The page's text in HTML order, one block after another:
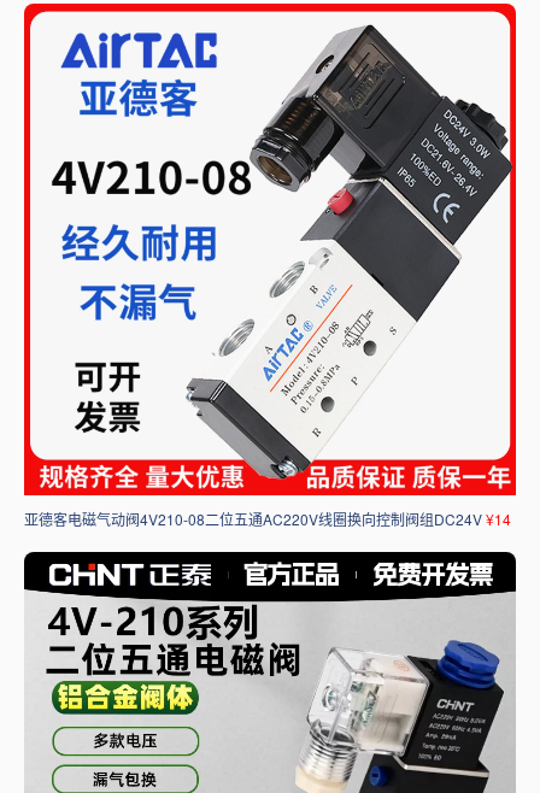
亚德客电磁气动阀4V210-08二位五通AC220V线圈换向控制阀组DC24V¥14